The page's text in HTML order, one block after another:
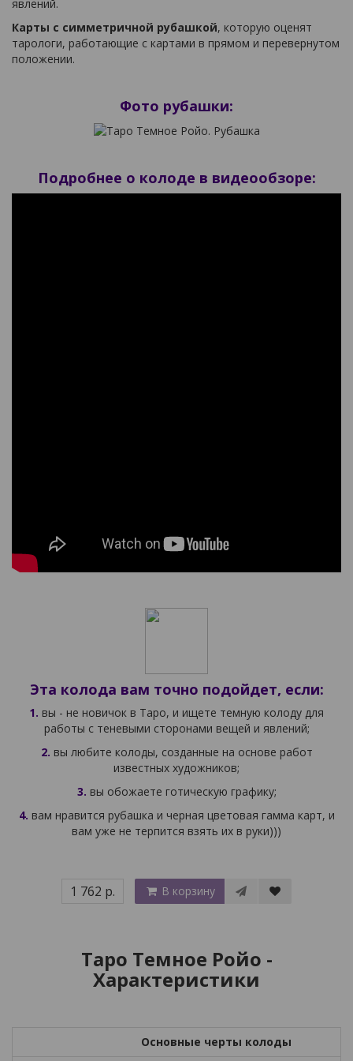
явлений.
Карты с симметричной рубашкой, которую оценят
тарологи, работающие с картами в прямом и перевернутом
положении.
Фото рубашки:
Подробнее о колоде в видеообзоре:
Эта колода вам точно подойдет, если:
1. вы - не новичок в Таро, и ищете темную колоду для
работы с теневыми сторонами вещей и явлений;
2. вы любите колоды, созданные на основе работ
известных художников;
3. вы обожаете готическую графику;
4. вам нравится рубашка и черная цветовая гамма карт, и
вам уже не терпится взять их в руки)))
1 762 р. В корзину
Таро Темное Ройо -
Характеристики
Основные черты колоды